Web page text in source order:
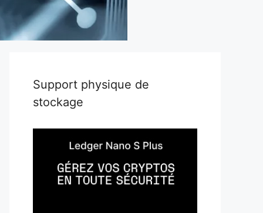
Support physique de
stockage